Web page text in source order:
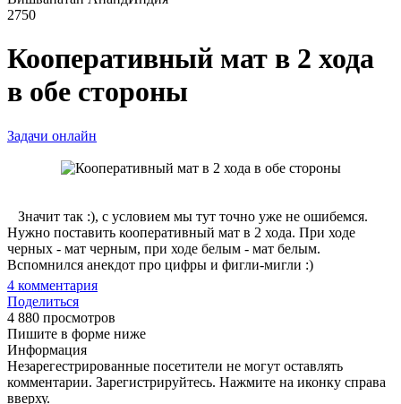
2750
Кооперативный мат в 2 хода
в обе стороны
Задачи онлайн
Значит так :), с условием мы тут точно уже не ошибемся.
Нужно поставить кооперативный мат в 2 хода. При ходе
черных - мат черным, при ходе белым - мат белым.
Вспомнился анекдот про цифры и фигли-мигли :)
4 комментария
Поделиться
4 880 просмотров
Пишите в форме ниже
Информация
Незарегестрированные посетители не могут оставлять
комментарии. Зарегистрируйтесь. Нажмите на иконку справа
вверху.